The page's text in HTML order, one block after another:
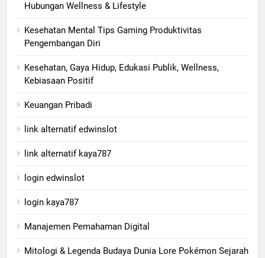
Hubungan Wellness & Lifestyle
Kesehatan Mental Tips Gaming Produktivitas
Pengembangan Diri
Kesehatan, Gaya Hidup, Edukasi Publik, Wellness,
Kebiasaan Positif
Keuangan Pribadi
link alternatif edwinslot
link alternatif kaya787
login edwinslot
login kaya787
Manajemen Pemahaman Digital
Mitologi & Legenda Budaya Dunia Lore Pokémon Sejarah